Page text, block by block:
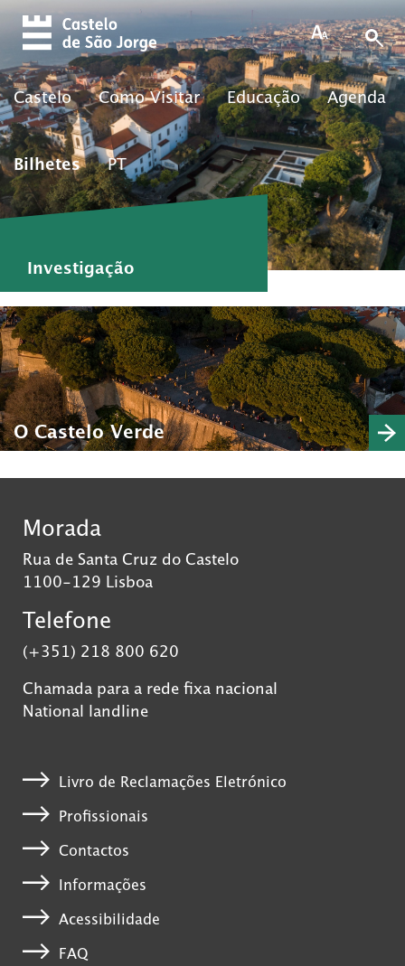
Skip to main content
Castelo Como Visitar Educação Agenda
Bilhetes PT
Investigação
O Castelo Verde
Morada
Rua de Santa Cruz do Castelo
1100-129 Lisboa
Telefone
(+351) 218 800 620
Chamada para a rede fixa nacional
National landline
Livro de Reclamações Eletrónico
Profissionais
Contactos
Informações
Acessibilidade
FAQ